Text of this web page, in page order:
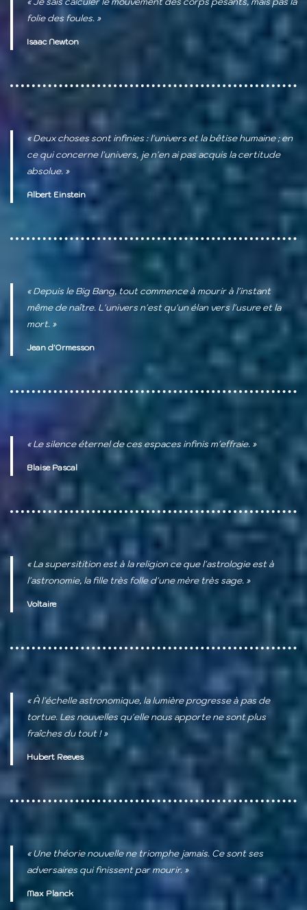
folie des foules. »
Isaac Newton
« Deux choses sont infinies : l'univers et la bêtise humaine ; en
ce qui concerne l'univers, je n'en ai pas acquis la certitude
absolue. »
Albert Einstein
« Depuis le Big Bang, tout commence à mourir à l'instant
même de naître. L'univers n'est qu'un élan vers l'usure et la
mort. »
Jean d'Ormesson
« Le silence éternel de ces espaces infinis m'effraie. »
Blaise Pascal
« La supersitition est à la religion ce que l'astrologie est à
l'astronomie, la fille très folle d'une mère très sage. »
Voltaire
« À l'échelle astronomique, la lumière progresse à pas de
tortue. Les nouvelles qu'elle nous apporte ne sont plus
fraîches du tout ! »
Hubert Reeves
« Une théorie nouvelle ne triomphe jamais. Ce sont ses
adversaires qui finissent par mourir. »
Max Planck